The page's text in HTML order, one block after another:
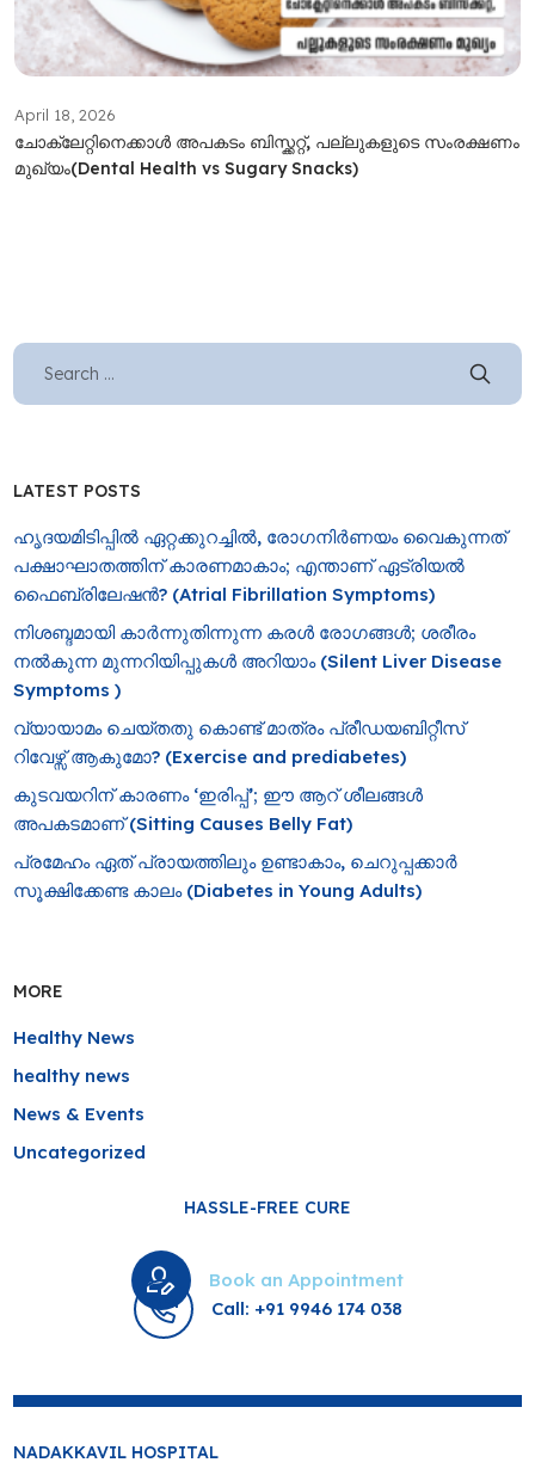
April 18, 2026
ചോക്ലേറ്റിനെക്കാൾ അപകടം ബിസ്ക്കറ്റ്, പല്ലുകളുടെ സംരക്ഷണം
മുഖ്യം(Dental Health vs Sugary Snacks)
LATEST POSTS
ഹൃദയമിടിപ്പിൽ ഏറ്റക്കുറച്ചിൽ, രോ​ഗനിർണയം വൈകുന്നത്
പക്ഷാഘാതത്തിന് കാരണമാകാം; എന്താണ് ഏട്രിയൽ
ഫൈബ്രിലേഷൻ? (Atrial Fibrillation Symptoms)
നിശബ്ദമായി കാർന്നുതിന്നുന്ന കരൾ രോഗങ്ങൾ; ശരീരം
നൽകുന്ന മുന്നറിയിപ്പുകൾ അറിയാം (Silent Liver Disease
Symptoms )
വ്യായാമം ചെയ്തതു കൊണ്ട് മാത്രം പ്രീഡയബിറ്റീസ്
റിവേഴ്സ് ആകുമോ? (Exercise and prediabetes)
കുടവയറിന് കാരണം ‘ഇരിപ്പ്’; ഈ ആറ് ശീലങ്ങൾ
അപകടമാണ് (Sitting Causes Belly Fat)
പ്രമേഹം ഏത് പ്രായത്തിലും ഉണ്ടാകാം, ചെറുപ്പക്കാർ
സൂക്ഷിക്കേണ്ട കാലം (Diabetes in Young Adults)
MORE
Healthy News
healthy news
News & Events
Uncategorized
HASSLE-FREE CURE
Book an Appointment
Call: +91 9946 174 038
NADAKKAVIL HOSPITAL